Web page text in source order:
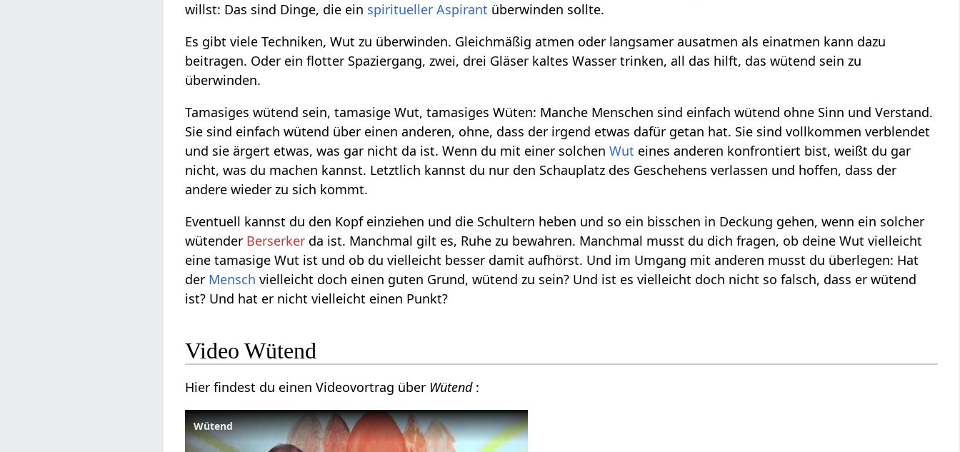
willst: Das sind Dinge, die ein spiritueller Aspirant überwinden sollte.
Es gibt viele Techniken, Wut zu überwinden. Gleichmäßig atmen oder langsamer ausatmen als einatmen kann dazu
beitragen. Oder ein flotter Spaziergang, zwei, drei Gläser kaltes Wasser trinken, all das hilft, das wütend sein zu
überwinden.
Tamasiges wütend sein, tamasige Wut, tamasiges Wüten: Manche Menschen sind einfach wütend ohne Sinn und Verstand.
Sie sind einfach wütend über einen anderen, ohne, dass der irgend etwas dafür getan hat. Sie sind vollkommen verblendet
und sie ärgert etwas, was gar nicht da ist. Wenn du mit einer solchenWut eines anderen konfrontiert bist, weißt du gar
nicht, was du machen kannst. Letztlich kannst du nur den Schauplatz des Geschehens verlassen und hoffen, dass der
andere wieder zu sich kommt.
Eventuell kannst du den Kopf einziehen und die Schultern heben und so ein bisschen in Deckung gehen, wenn ein solcher
wütender Berserker da ist. Manchmal gilt es, Ruhe zu bewahren. Manchmal musst du dich fragen, ob deine Wut vielleicht
eine tamasige Wut ist und ob du vielleicht besser damit aufhörst. Und im Umgang mit anderen musst du überlegen: Hat
der Mensch vielleicht doch einen guten Grund, wütend zu sein? Und ist es vielleicht doch nicht so falsch, dass er wütend
ist? Und hat er nicht vielleicht einen Punkt?
Video Wütend
Hier findest du einen Videovortrag über Wütend :
Wütend